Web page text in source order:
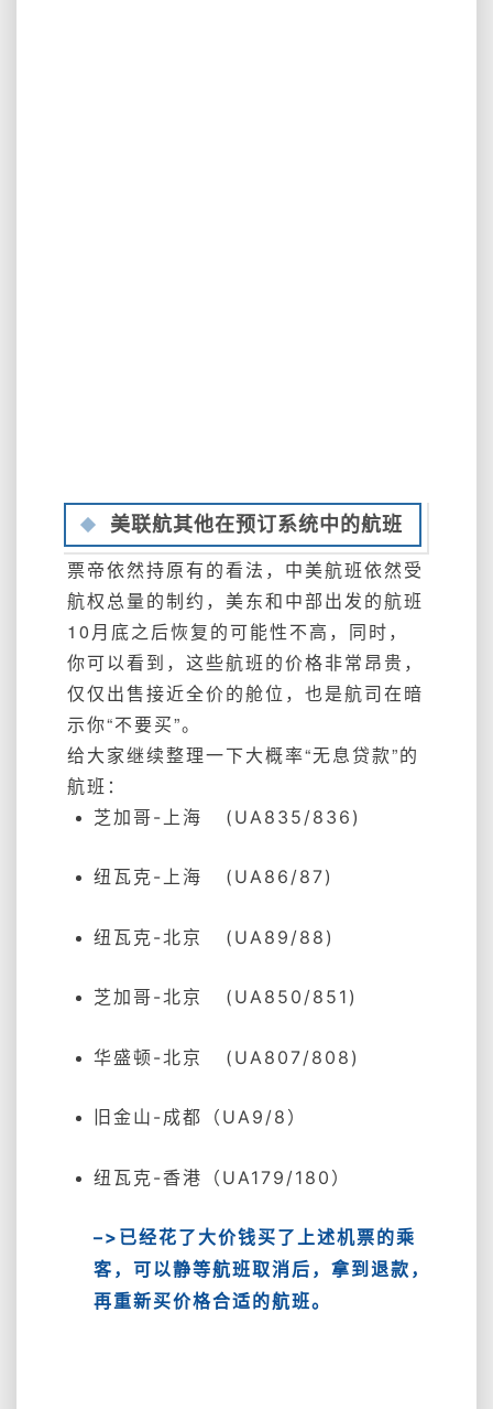
美联航其他在预订系统中的航班
票帝依然持原有的看法，中美航班依然受
航权总量的制约，美东和中部出发的航班
10月底之后恢复的可能性不高， 同时，
你可以看到，这些航班的价格非常昂贵，
仅仅出售接近全价的舱位，也是航司在暗
示你“不要买”。
给大家继续整理一下大概率“无息贷款”的
航班：
芝加哥-上海 (UA835/836)
纽瓦克-上海 (UA86/87)
纽瓦克-北京 (UA89/88)
芝加哥-北京 (UA850/851)
华盛顿-北京 (UA807/808)
旧金山-成都（UA9/8）
纽瓦克-香港（UA179/180）
–>已经花了大价钱买了上述机票的乘
客，可以静等航班取消后，拿到退款，
再重新买价格合适的航班。